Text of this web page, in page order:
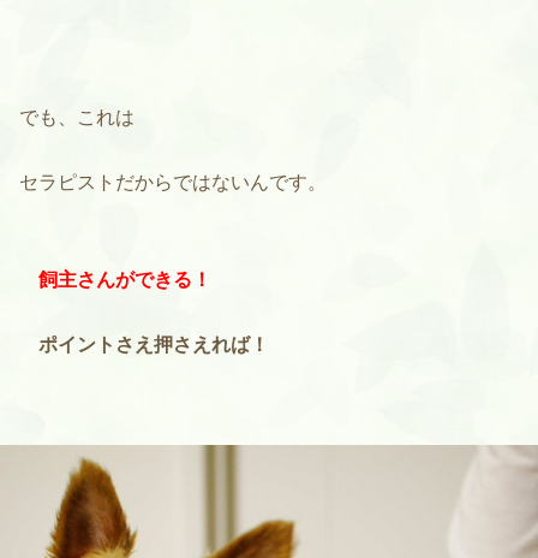
でも、これは
セラピストだからではないんです。
飼主さんができる！
ポイントさえ押さえれば！